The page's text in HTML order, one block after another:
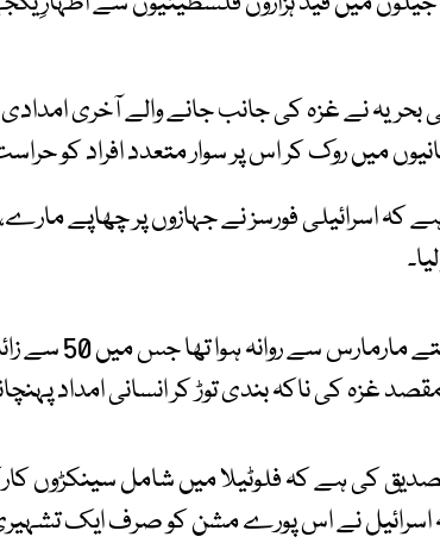
بحریہ نے غزہ کی جانب جانے والے آخری امدادی
میں روک کر اس پر سوار متعدد افراد کو
کہ اسرائیلی فورسز نے جہازوں پر چھاپے
یہ امدادی قافلہ
غزہ کی ناکہ بندی توڑ کر انسانی امداد
کی ہے کہ فلوٹیلا میں شامل سینکڑوں
اسرائیل نے اس پورے مشن کو صرف ایک تشہیری